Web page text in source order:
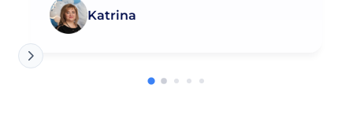
Katrina